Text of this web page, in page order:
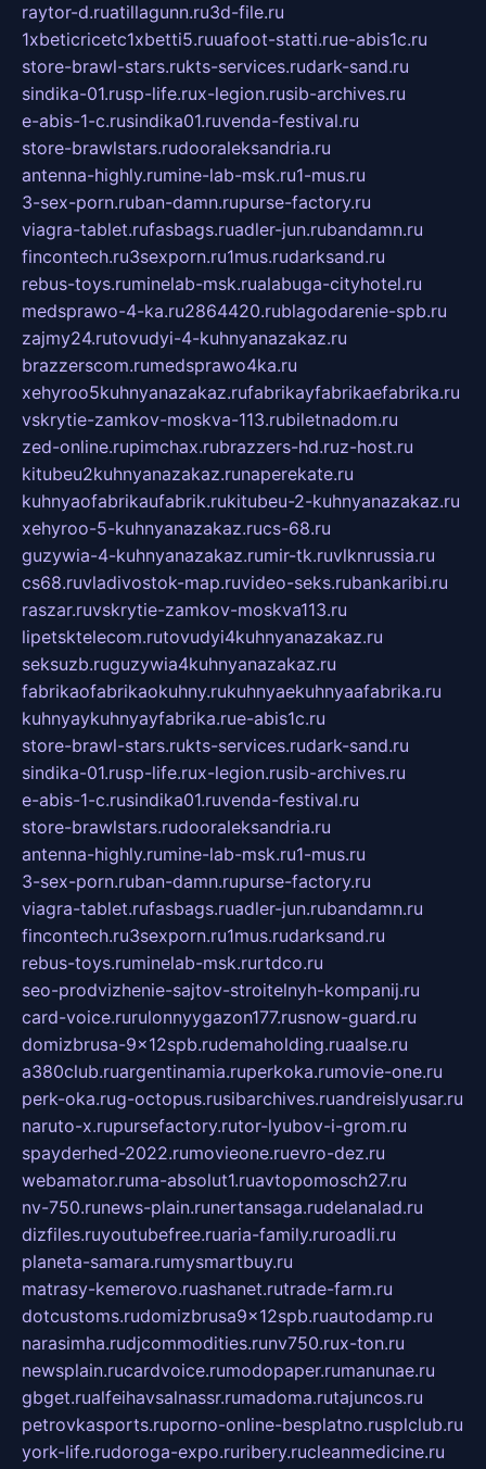
raytor-d.ruatillagunn.ru3d-file.ru
1xbeticricetc1xbetti5.ruuafoot-statti.rue-abis1c.ru
store-brawl-stars.rukts-services.rudark-sand.ru
sindika-01.rusp-life.rux-legion.rusib-archives.ru
e-abis-1-c.rusindika01.ruvenda-festival.ru
store-brawlstars.rudooraleksandria.ru
antenna-highly.rumine-lab-msk.ru1-mus.ru
3-sex-porn.ruban-damn.rupurse-factory.ru
viagra-tablet.rufasbags.ruadler-jun.rubandamn.ru
fincontech.ru3sexporn.ru1mus.rudarksand.ru
rebus-toys.ruminelab-msk.rualabuga-cityhotel.ru
medsprawo-4-ka.ru2864420.rublagodarenie-spb.ru
zajmy24.rutovudyi-4-kuhnyanazakaz.ru
brazzerscom.rumedsprawo4ka.ru
xehyroo5kuhnyanazakaz.rufabrikayfabrikaefabrika.ru
vskrytie-zamkov-moskva-113.rubiletnadom.ru
zed-online.rupimchax.rubrazzers-hd.ruz-host.ru
kitubeu2kuhnyanazakaz.runaperekate.ru
kuhnyaofabrikaufabrik.rukitubeu-2-kuhnyanazakaz.ru
xehyroo-5-kuhnyanazakaz.rucs-68.ru
guzywia-4-kuhnyanazakaz.rumir-tk.ruvlknrussia.ru
cs68.ruvladivostok-map.ruvideo-seks.rubankaribi.ru
raszar.ruvskrytie-zamkov-moskva113.ru
lipetsktelecom.rutovudyi4kuhnyanazakaz.ru
seksuzb.ruguzywia4kuhnyanazakaz.ru
fabrikaofabrikaokuhny.rukuhnyaekuhnyaafabrika.ru
kuhnyaykuhnyayfabrika.rue-abis1c.ru
store-brawl-stars.rukts-services.rudark-sand.ru
sindika-01.rusp-life.rux-legion.rusib-archives.ru
e-abis-1-c.rusindika01.ruvenda-festival.ru
store-brawlstars.rudooraleksandria.ru
antenna-highly.rumine-lab-msk.ru1-mus.ru
3-sex-porn.ruban-damn.rupurse-factory.ru
viagra-tablet.rufasbags.ruadler-jun.rubandamn.ru
fincontech.ru3sexporn.ru1mus.rudarksand.ru
rebus-toys.ruminelab-msk.rurtdco.ru
seo-prodvizhenie-sajtov-stroitelnyh-kompanij.ru
card-voice.rurulonnyygazon177.rusnow-guard.ru
domizbrusa-9x12spb.rudemaholding.ruaalse.ru
a380club.ruargentinamia.ruperkoka.rumovie-one.ru
perk-oka.rug-octopus.rusibarchives.ruandreislyusar.ru
naruto-x.rupursefactory.rutor-lyubov-i-grom.ru
spayderhed-2022.rumovieone.ruevro-dez.ru
webamator.ruma-absolut1.ruavtopomosch27.ru
nv-750.runews-plain.runertansaga.rudelanalad.ru
dizfiles.ruyoutubefree.ruaria-family.ruroadli.ru
planeta-samara.rumysmartbuy.ru
matrasy-kemerovo.ruashanet.rutrade-farm.ru
dotcustoms.rudomizbrusa9x12spb.ruautodamp.ru
narasimha.rudjcommodities.runv750.rux-ton.ru
newsplain.rucardvoice.rumodopaper.rumanunae.ru
gbget.rualfeihavsalnassr.rumadoma.rutajuncos.ru
petrovkasports.ruporno-online-besplatno.rusplclub.ru
york-life.rudoroga-expo.ruribery.rucleanmedicine.ru